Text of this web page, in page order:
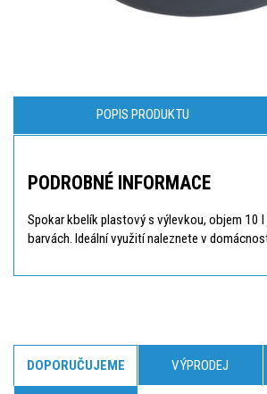
POPIS PRODUKTU
PODROBNÉ INFORMACE
Spokar kbelík plastový s výlevkou, objem 10
barvách. Ideální využití naleznete v
DOPORUČUJEME VÝPRODEJ